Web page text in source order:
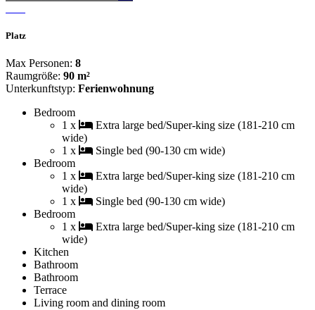
Platz
Max Personen: 8
Raumgröße: 90 m²
Unterkunftstyp: Ferienwohnung
Bedroom
1 x
Extra large bed/Super-king size (181-210 cm
wide)
1 x
Single bed (90-130 cm wide)
Bedroom
1 x
Extra large bed/Super-king size (181-210 cm
wide)
1 x
Single bed (90-130 cm wide)
Bedroom
1 x
Extra large bed/Super-king size (181-210 cm
wide)
Kitchen
Bathroom
Bathroom
Terrace
Living room and dining room